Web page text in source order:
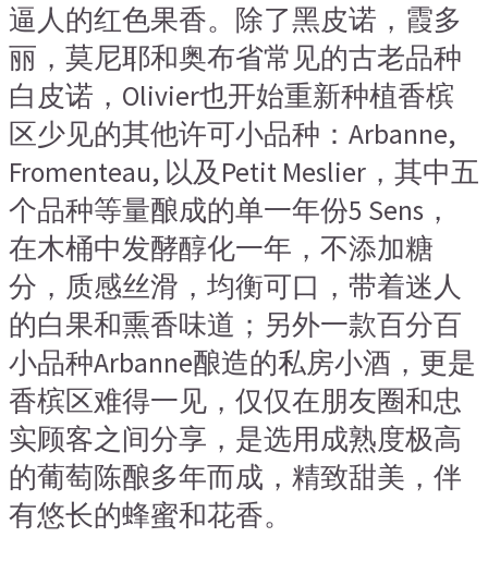
逼人的红色果香。除了黑皮诺，霞多
丽，莫尼耶和奥布省常见的古老品种
白皮诺，Olivier也开始重新种植香槟
区少见的其他许可小品种：Arbanne,
Fromenteau, 以及Petit Meslier，其中五
个品种等量酿成的单一年份5 Sens，
在木桶中发酵醇化一年，不添加糖
分，质感丝滑，均衡可口，带着迷人
的白果和熏香味道；另外一款百分百
小品种Arbanne酿造的私房小酒，更是
香槟区难得一见，仅仅在朋友圈和忠
实顾客之间分享，是选用成熟度极高
的葡萄陈酿多年而成，精致甜美，伴
有悠长的蜂蜜和花香。